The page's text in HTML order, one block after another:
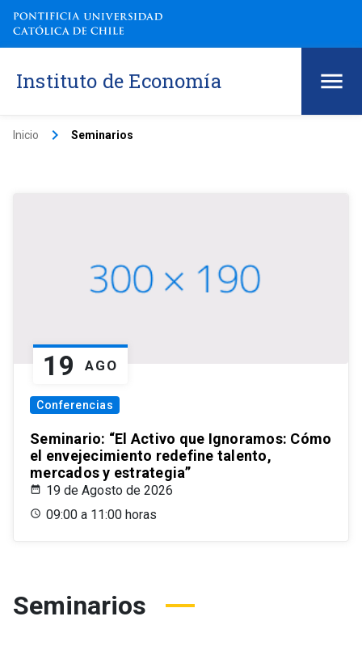
Instituto de Economía
Inicio keyboard_arrow_right Seminarios
19 AGO
Conferencias
Seminario: “El Activo que Ignoramos: Cómo
el envejecimiento redefine talento,
mercados y estrategia”
19 de Agosto de 2026
09:00 a 11:00 horas
Seminarios